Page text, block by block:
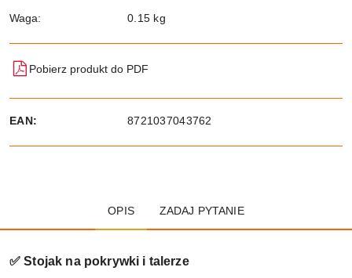
Waga: 0.15 kg
Pobierz produkt do PDF
EAN: 8721037043762
OPIS ZADAJ PYTANIE
✅ Stojak na pokrywki i talerze